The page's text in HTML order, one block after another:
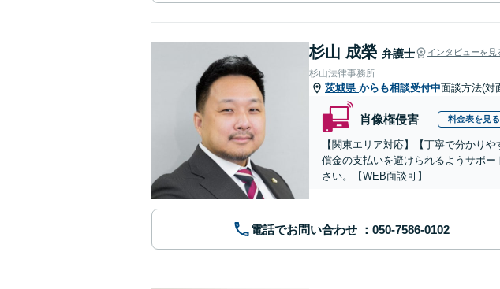
杉山 成榮 弁護士 インタビューを見
杉山法律事務所
茨城県 からも相談受付中面談方法(対
肖像権侵害 料金表を見る
【関東エリア対応】【丁寧で分かり
償金の支払いを避けられるようサポ
さい。【WEB面談可】
電話でお問い合わせ